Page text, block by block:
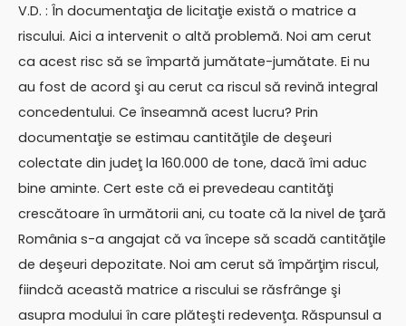
V.D. : În documentaţia de licitaţie există o matrice a
riscului. Aici a intervenit o altă problemă. Noi am cerut
ca acest risc să se împartă jumătate-jumătate. Ei nu
au fost de acord şi au cerut ca riscul să revină integral
concedentului. Ce înseamnă acest lucru? Prin
documentaţie se estimau cantităţile de deşeuri
colectate din judeţ la 160.000 de tone, dacă îmi aduc
bine aminte. Cert este că ei prevedeau cantităţi
crescătoare în următorii ani, cu toate că la nivel de ţară
România s-a angajat că va începe să scadă cantităţile
de deşeuri depozitate. Noi am cerut să împărţim riscul,
fiindcă această matrice a riscului se răsfrânge şi
asupra modului în care plăteşti redevenţa. Răspunsul a